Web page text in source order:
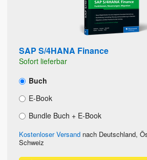
SAP S/4HANA Finance
Sofort lieferbar
Buch
E-Book
Bundle Buch + E-Book
Kostenloser Versand nach Deutschland,
Schweiz